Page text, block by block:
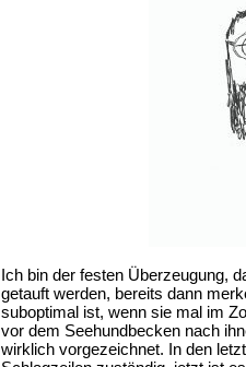
Ich bin der festen Überzeugung,
getauft werden, bereits dann
suboptimal ist, wenn sie mal im
vor dem Seehundbecken nach
wirklich vorgezeichnet. In den